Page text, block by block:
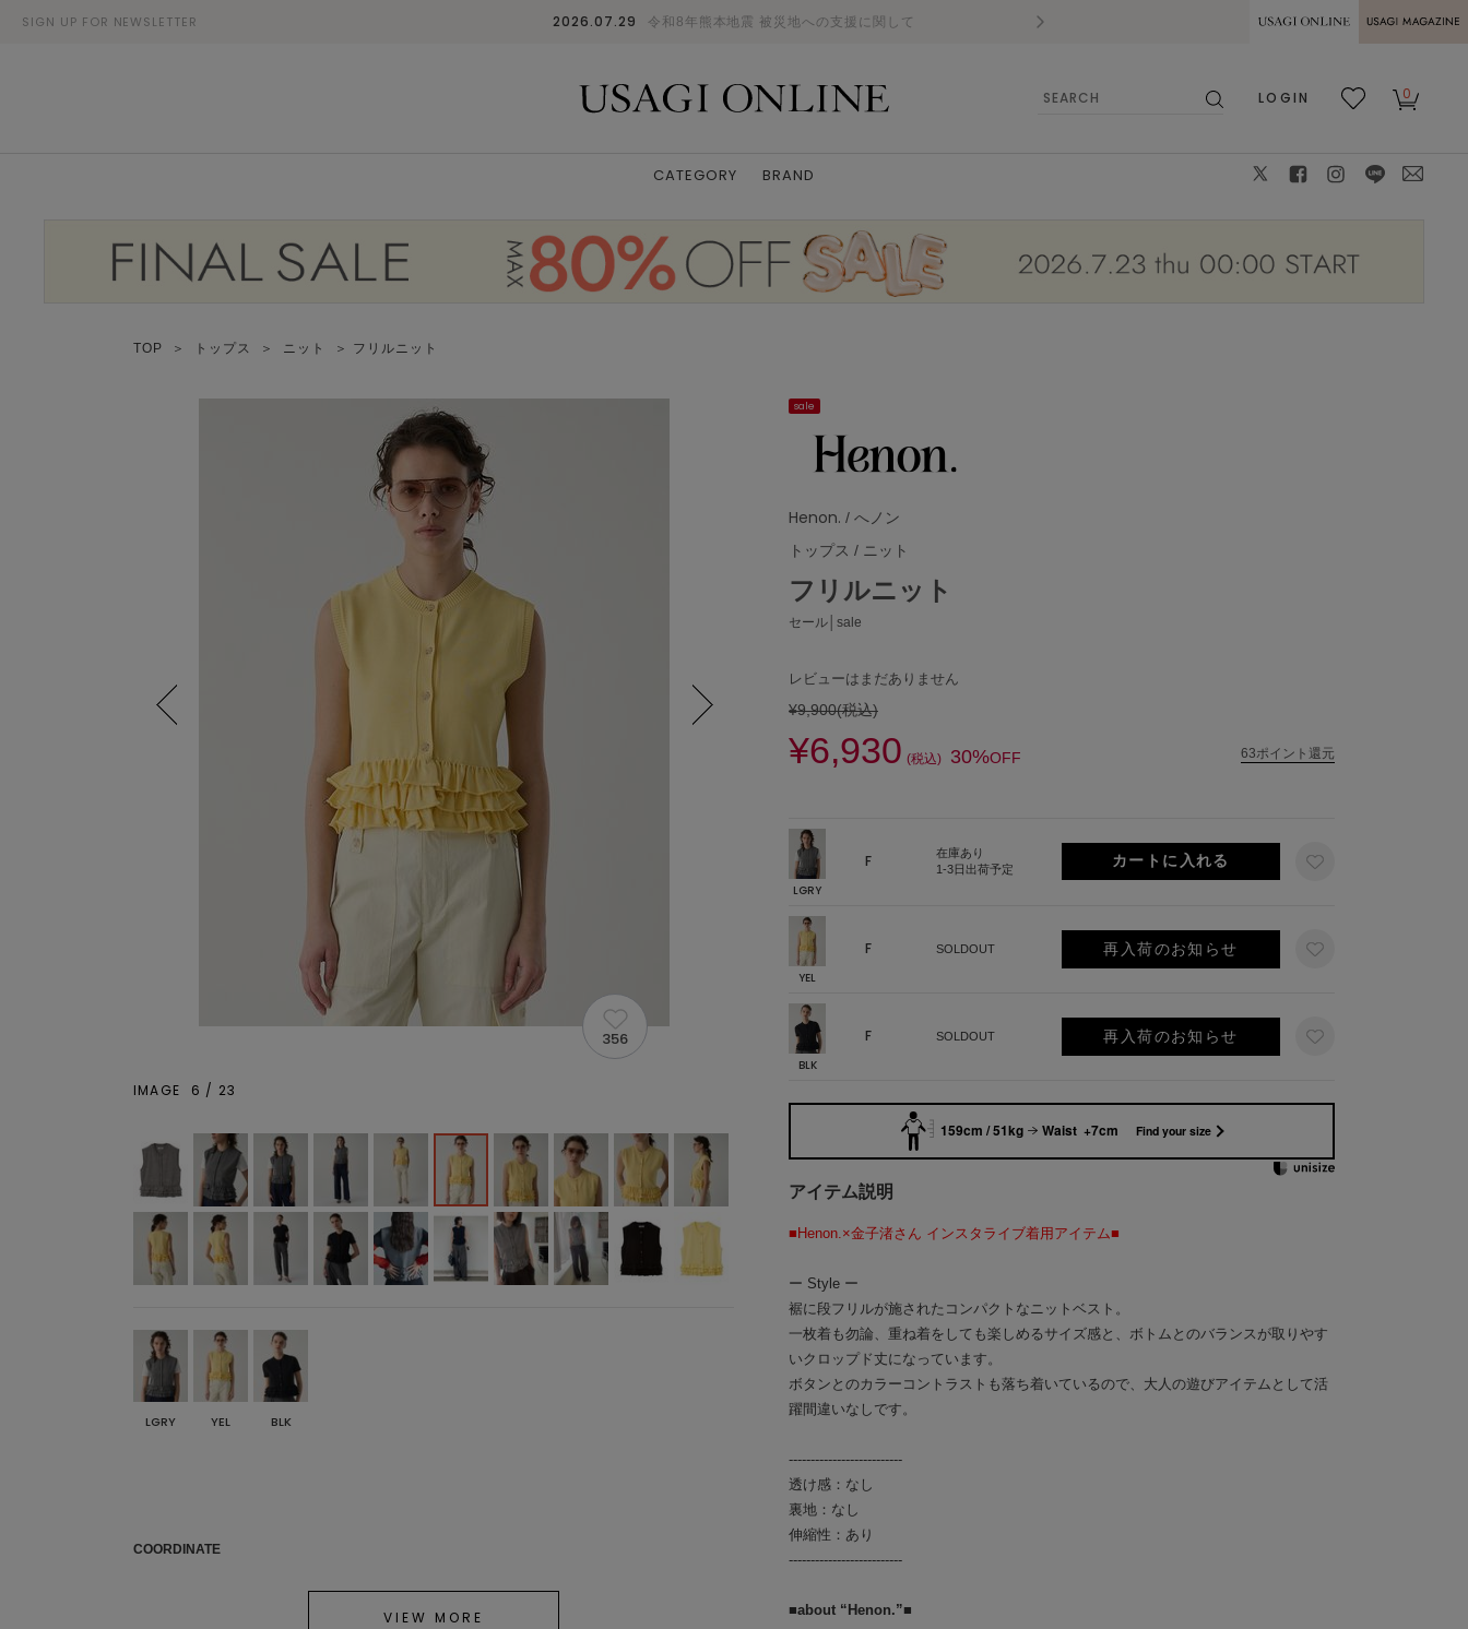
SIGN UP FOR NEWSLETTER 2026.07.29 令和8年熊本地震 被災地への支援に関して 熊本県熊本地方を震源とする地震の影響に
MAGAZINE
LOGIN
0
CATEGORY BRAND
TOP ＞ トップス ＞ ニット ＞ フリルニット
sale
Henon. / へノン
トップス / ニット
フリルニット
セール│sale
レビューはまだありません
¥9,900(税込)
¥6,930 (税込) 30%OFF 63ポイント還元
LGRY
F
在庫あり
1-3日出荷予定
YEL
F SOLDOUT 再入荷のお知らせ
BLK
F SOLDOUT 再入荷のお知らせ
159cm / 51kg Waist +7cm Find your size
アイテム説明
■Henon.×金子渚さん インスタライブ着用アイテム■
ー Style ー
裾に段フリルが施されたコンパクトなニットベスト。
一枚着も勿論、重ね着をしても楽しめるサイズ感と、ボトムとのバランスが取りやす
いクロップド丈になっています。
ボタンとのカラーコントラストも落ち着いているので、大人の遊びアイテムとして活
躍間違いなしです。
--------------------------
透け感：なし
裏地：なし
伸縮性：あり
--------------------------
■about “Henon.”■
356
IMAGE 6 / 23
LGRY YEL BLK
COORDINATE
VIEW MORE